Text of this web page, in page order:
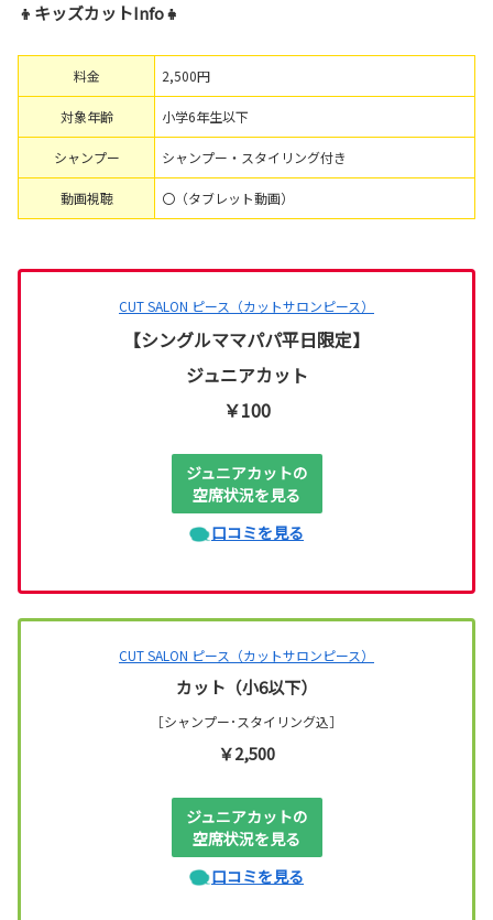
👦キッズカットInfo👧
料金 2,500円
対象年齢 小学6年生以下
シャンプー シャンプー・スタイリング付き
動画視聴 〇（タブレット動画）
CUT SALON ピース（カットサロンピース）
【シングルママパパ平日限定】
ジュニアカット
￥100
ジュニアカットの
空席状況を見る
口コミを見る
CUT SALON ピース（カットサロンピース）
カット（小6以下）
［シャンプー･スタイリング込］
￥2,500
ジュニアカットの
空席状況を見る
口コミを見る